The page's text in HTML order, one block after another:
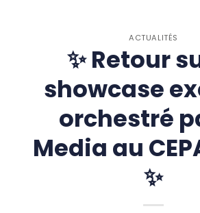
ACTUALITÉS
✨ Retour
showcase
orchestré
Media au
✨